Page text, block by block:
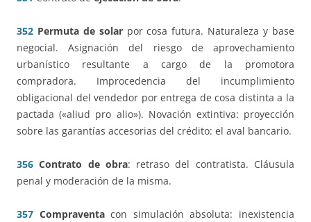
352 Permuta de solarpor cosa futura. Naturaleza y base
negocial. Asignación del riesgo de aprovechamiento
urbanístico resultante a cargo de la promotora
compradora. Improcedencia del incumplimiento
obligacional del vendedor por entrega de cosa distinta a la
pactada («aliud pro alio»). Novación extintiva: proyección
sobre las garantías accesorias del crédito: el aval bancario.
356 Contrato de obra: retraso del contratista. Cláusula
penal y moderación de la misma.
357 Compraventacon simulación absoluta: inexistencia